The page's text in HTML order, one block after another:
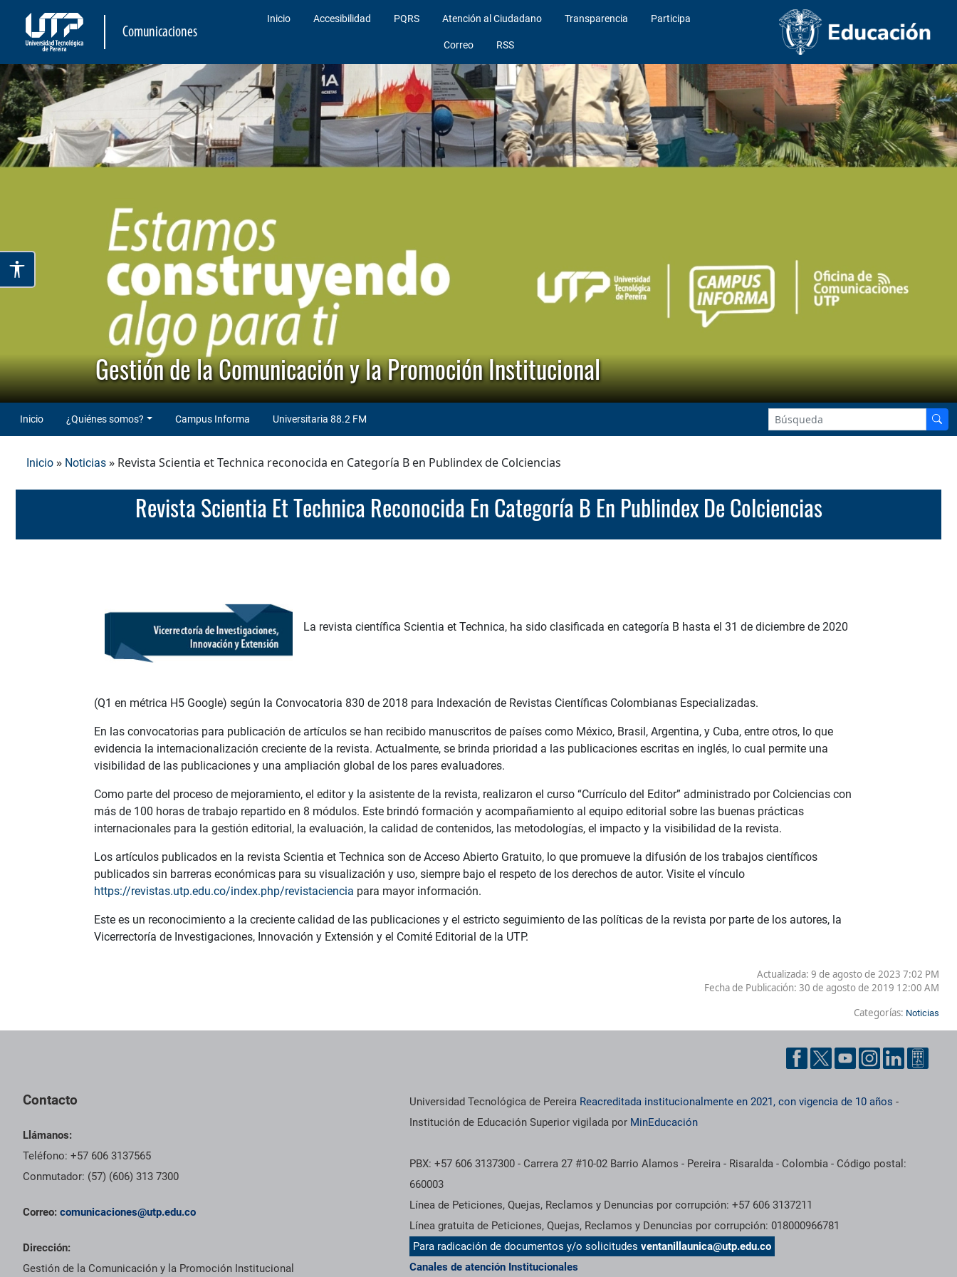
Comunicaciones
Inicio Accesibilidad PQRS Atención al Ciudadano Transparencia Participa
Correo RSS
Gestión de la Comunicación y la Promoción Institucional
Inicio ¿Quiénes somos? Campus Informa Universitaria 88.2 FM
Inicio » Noticias » Revista Scientia et Technica reconocida en Categoría B en Publindex de Colciencias
Revista Scientia Et Technica Reconocida En Categoría B En Publindex De Colciencias
La revista científica Scientia et Technica, ha sido clasificada en categoría B hasta el 31 de diciembre de 2020
(Q1 en métrica H5 Google) según la Convocatoria 830 de 2018 para Indexación de Revistas Científicas Colombianas Especializadas.
En las convocatorias para publicación de artículos se han recibido manuscritos de países como México, Brasil, Argentina, y Cuba, entre otros, lo que
evidencia la internacionalización creciente de la revista. Actualmente, se brinda prioridad a las publicaciones escritas en inglés, lo cual permite una
visibilidad de las publicaciones y una ampliación global de los pares evaluadores.
Como parte del proceso de mejoramiento, el editor y la asistente de la revista, realizaron el curso “Currículo del Editor” administrado por Colciencias con
más de 100 horas de trabajo repartido en 8 módulos. Este brindó formación y acompañamiento al equipo editorial sobre las buenas prácticas
internacionales para la gestión editorial, la evaluación, la calidad de contenidos, las metodologías, el impacto y la visibilidad de la revista.
Los artículos publicados en la revista Scientia et Technica son de Acceso Abierto Gratuito, lo que promueve la difusión de los trabajos científicos
publicados sin barreras económicas para su visualización y uso, siempre bajo el respeto de los derechos de autor. Visite el vínculo
https://revistas.utp.edu.co/index.php/revistaciencia para mayor información.
Este es un reconocimiento a la creciente calidad de las publicaciones y el estricto seguimiento de las políticas de la revista por parte de los autores, la
Vicerrectoría de Investigaciones, Innovación y Extensión y el Comité Editorial de la UTP.
Actualizada: 9 de agosto de 2023 7:02 PM
Fecha de Publicación: 30 de agosto de 2019 12:00 AM
Categorías: Noticias
Contacto
Llámanos:
Teléfono: +57 606 3137565
Conmutador: (57) (606) 313 7300
Correo: comunicaciones@utp.edu.co
Dirección:
Gestión de la Comunicación y la Promoción Institucional
Universidad Tecnológica de Pereira Reacreditada institucionalmente en 2021, con vigencia de 10 años -
Institución de Educación Superior vigilada por MinEducación
PBX: +57 606 3137300 - Carrera 27 #10-02 Barrio Alamos - Pereira - Risaralda - Colombia - Código postal:
660003
Línea de Peticiones, Quejas, Reclamos y Denuncias por corrupción: +57 606 3137211
Línea gratuita de Peticiones, Quejas, Reclamos y Denuncias por corrupción: 018000966781
Para radicación de documentos y/o solicitudesventanillaunica@utp.edu.co
Canales de atención Institucionales